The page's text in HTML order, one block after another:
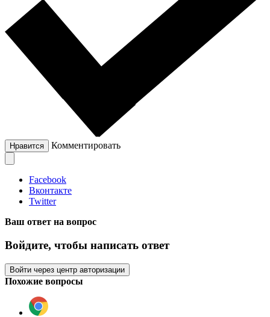
Нравится Комментировать
Facebook
Вконтакте
Twitter
Ваш ответ на вопрос
Войдите, чтобы написать ответ
Войти через центр авторизации
Похожие вопросы